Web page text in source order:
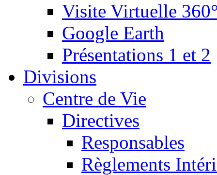
Visite Virtuelle
Google Earth
Présentations 1 et 2
Divisions
Centre de Vie
Directives
Responsables
Règlements